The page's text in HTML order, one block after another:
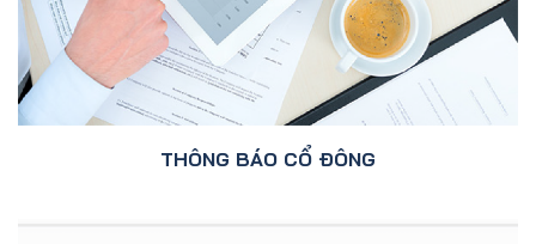
THÔNG BÁO CỔ ĐÔNG